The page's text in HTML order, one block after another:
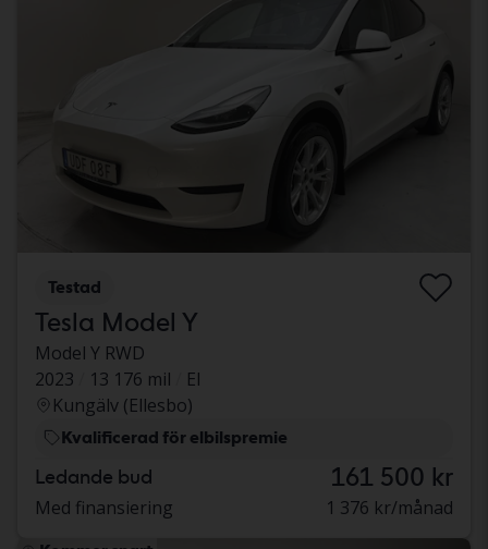
Testad
Tesla Model Y
Model Y RWD
2023
13 176 mil
El
Kungälv (Ellesbo)
Kvalificerad för elbilspremie
Ledande bud 161 500 kr
Med finansiering 1 376 kr/månad